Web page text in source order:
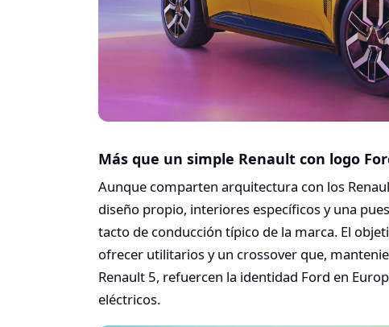
Más que un simple Renault con logo
Aunque comparten arquitectura con los
diseño propio, interiores específicos y una
tacto de conducción típico de la marca. El
ofrecer utilitarios y un crossover que,
Renault 5, refuercen la identidad Ford en
eléctricos.​